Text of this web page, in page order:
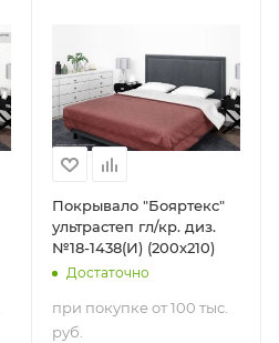
Покрывало "Бояртекс"
ультрастеп гл/кр. диз.
№18-1438(И) (200х210)
Достаточно
при покупке от 100 тыс.
руб.